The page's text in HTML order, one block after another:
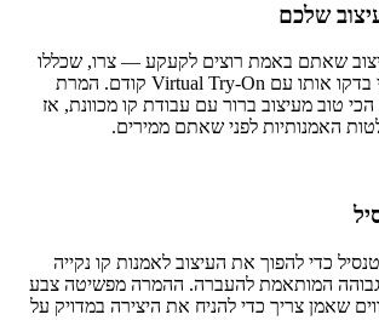
שלכם
שאתם באמת רוצים לקעקע — צרו, שכללו
ובאופן אידיאלי בדקו אותו עם Virtual Try-On קודם. המרת
טוב מעיצוב ברור עם עבודת קו מכוונת, אז
האמנותיות לפני שאתם ממירים.
כדי להפוך את העיצוב לאמנות קו נקייה
גבוהה המותאמת להעברה. ההמרה מפשיטה צבע
שאמן צריך כדי להניח את היצירה במדויק על